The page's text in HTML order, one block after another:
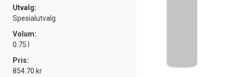
Utvalg:
Spesialutvalg
Volum:
0.75 l
Pris:
854.70 kr